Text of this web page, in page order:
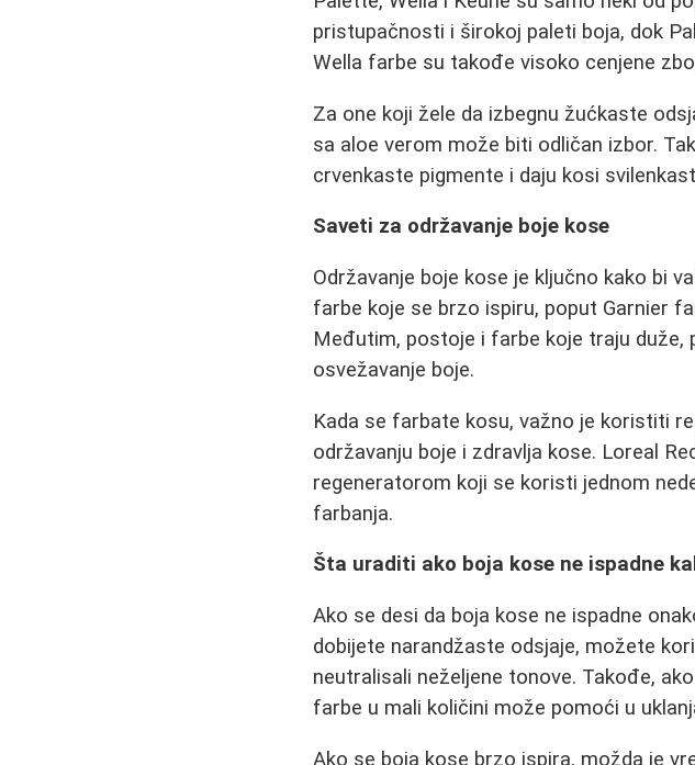
pristupačnosti i širokoj paleti boja, dok
Wella farbe su takođe visoko cenjene
Za one koji žele da izbegnu žućkaste
sa aloe verom može biti odličan izbor.
crvenkaste pigmente i daju kosi
Saveti za održavanje boje kose
Održavanje boje kose je ključno kako bi
farbe koje se brzo ispiru, poput Garnier
Međutim, postoje i farbe koje traju duže,
osvežavanje boje.
Kada se farbate kosu, važno je koristiti
održavanju boje i zdravlja kose. Loreal
regeneratorom koji se koristi jednom
farbanja.
Šta uraditi ako boja kose ne ispadne
Ako se desi da boja kose ne ispadne
dobijete narandžaste odsjaje, možete
neutralisali neželjene tonove. Takođe,
farbe u mali količini može pomoći u
Ako se boja kose brzo ispira, možda je